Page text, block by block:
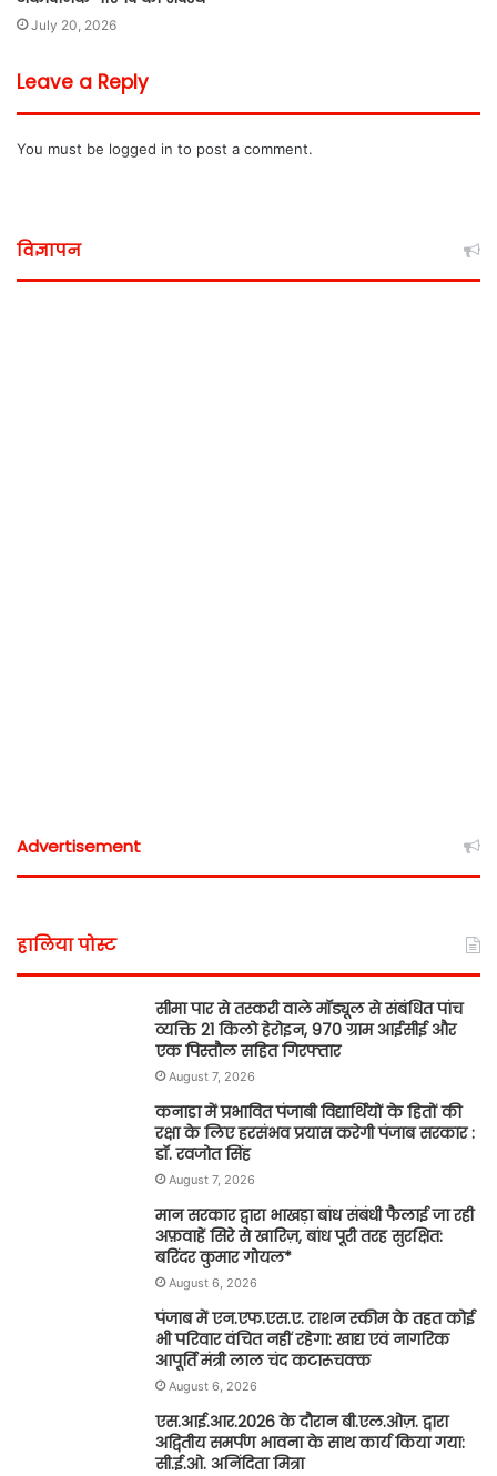
July 20, 2026
Leave a Reply
You must be logged in to post a comment.
विज्ञापन
Advertisement
हालिया पोस्ट
सीमा पार से तस्करी वाले मॉड्यूल से संबंधित पांच
व्यक्ति 21 किलो हेरोइन, 970 ग्राम आईसीई और
एक पिस्तौल सहित गिरफ्तार
August 7, 2026
कनाडा में प्रभावित पंजाबी विद्यार्थियों के हितों की
रक्षा के लिए हरसंभव प्रयास करेगी पंजाब सरकार :
डॉ. रवजोत सिंह
August 7, 2026
मान सरकार द्वारा भाखड़ा बांध संबंधी फैलाई जा रही
अफ़वाहें सिरे से खारिज़, बांध पूरी तरह सुरक्षित:
बरिंदर कुमार गोयल*
August 6, 2026
पंजाब में एन.एफ.एस.ए. राशन स्कीम के तहत कोई
भी परिवार वंचित नहीं रहेगा: खाद्य एवं नागरिक
आपूर्ति मंत्री लाल चंद कटारूचक्क
August 6, 2026
एस.आई.आर.2026 के दौरान बी.एल.ओज़. द्वारा
अद्वितीय समर्पण भावना के साथ कार्य किया गया:
सी.ई.ओ. अनिंदिता मित्रा